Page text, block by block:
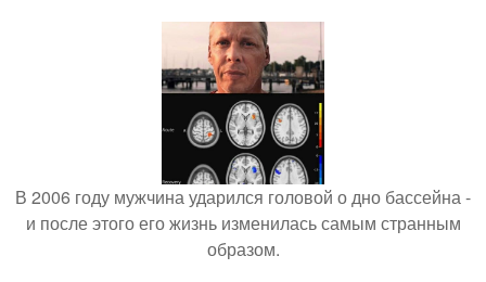
В 2006 году мужчина ударился головой о дно бассейна -
и после этого его жизнь изменилась самым странным
образом.